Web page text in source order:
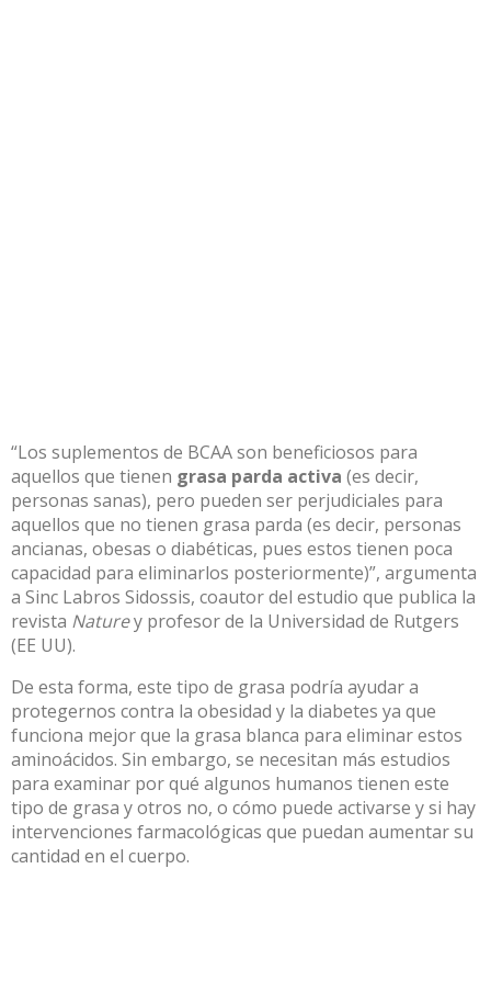
“Los suplementos de BCAA son beneficiosos para
aquellos que tienen grasa parda activa (es decir,
personas sanas), pero pueden ser perjudiciales para
aquellos que no tienen grasa parda (es decir, personas
ancianas, obesas o diabéticas, pues estos tienen poca
capacidad para eliminarlos posteriormente)”, argumenta
a Sinc Labros Sidossis, coautor del estudio que publica la
revista Naturey profesor de la Universidad de Rutgers
(EE UU).
De esta forma, este tipo de grasa podría ayudar a
protegernos contra la obesidad y la diabetes ya que
funciona mejor que la grasa blanca para eliminar estos
aminoácidos. Sin embargo, se necesitan más estudios
para examinar por qué algunos humanos tienen este
tipo de grasa y otros no, o cómo puede activarse y si hay
intervenciones farmacológicas que puedan aumentar su
cantidad en el cuerpo.